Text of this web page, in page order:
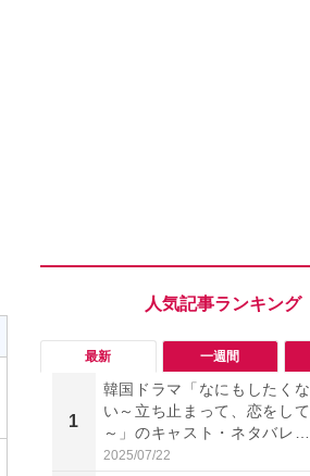
最新 一週間
1
韓国ドラマ「なにもしたくな
い～立ち止まって、恋をして
～」のキャスト・ネタバレあ
らすじ・感想まとめ！配信は
2025/07/22